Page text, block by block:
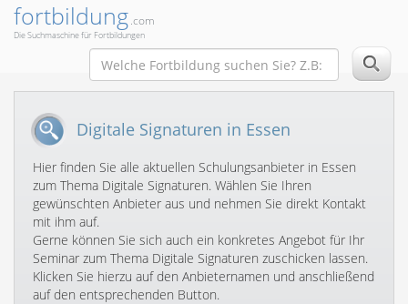
fortbildung.com
Die Suchmaschine für Fortbildungen
Digitale Signaturen in Essen
Hier finden Sie alle aktuellen Schulungsanbieter in Essen
zum Thema Digitale Signaturen. Wählen Sie Ihren
gewünschten Anbieter aus und nehmen Sie direkt Kontakt
mit ihm auf.
Gerne können Sie sich auch ein konkretes Angebot für Ihr
Seminar zum Thema Digitale Signaturen zuschicken lassen.
Klicken Sie hierzu auf den Anbieternamen und anschließend
auf den entsprechenden Button.